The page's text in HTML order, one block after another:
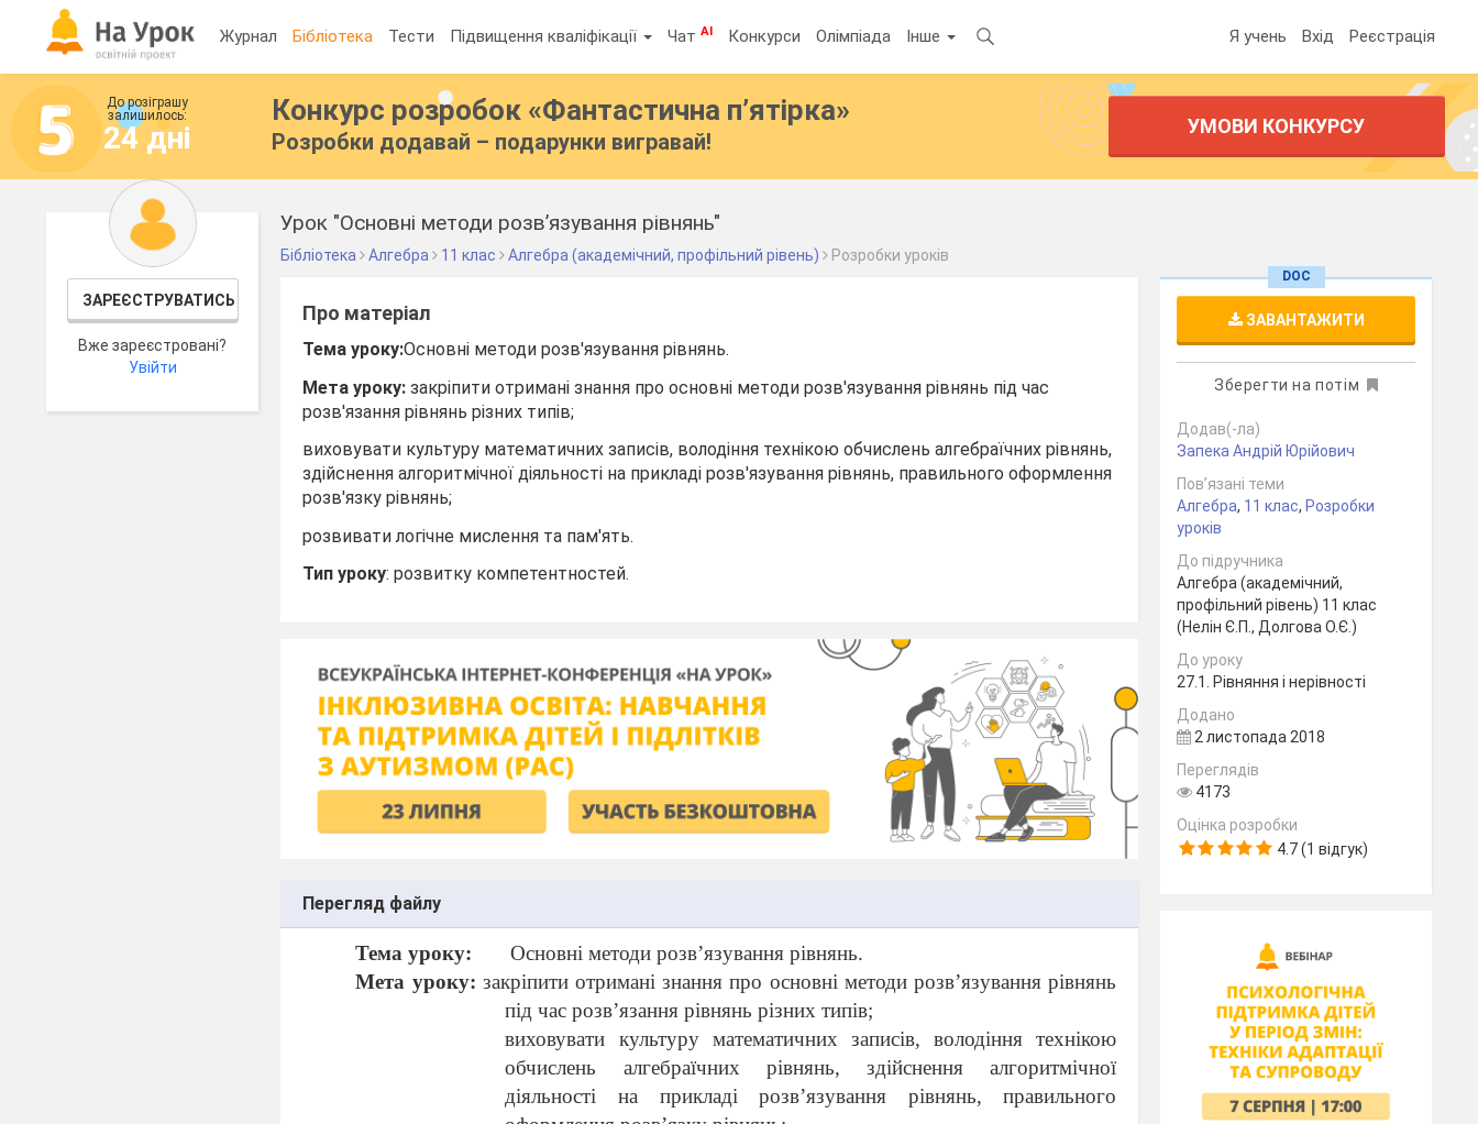
Журнал Бібліотека Тести Підвищення кваліфікації ЧатAI Конкурси Олімпіада Інше Я учень Вхід Реєстрація
До розіграшу
залишилось:
24 дні
Конкурс розробок «Фантастична п’ятірка»
Розробки додавай – подарунки вигравай!
УМОВИ КОНКУРСУ
ЗАРЕЄСТРУВАТИСЬ
Вже зареєстровані?
Увійти
Урок "Основні методи розв’язування рівнянь"
Бібліотека Алгебра 11 клас Алгебра (академічний, профільний рівень) Розробки уроків
Про матеріал
Тема уроку:Основні методи розв'язування рівнянь.
Мета уроку: закріпити отримані знання про основні методи розв'язування рівнянь під час
розв'язання рівнянь різних типів;
виховувати культуру математичних записів, володіння технікою обчислень алгебраїчних рівнянь,
здійснення алгоритмічної діяльності на прикладі розв'язування рівнянь, правильного оформлення
розв'язку рівнянь;
розвивати логічне мислення та пам'ять.
Тип уроку: розвитку компетентностей.
Перегляд файлу
Тема уроку: Основні методи розв’язування рівнянь.
Мета уроку: закріпити отримані знання про основні методи розв’язування рівнянь
під час розв’язання рівнянь різних типів;
виховувати культуру математичних записів, володіння технікою
обчислень алгебраїчних рівнянь, здійснення алгоритмічної
діяльності на прикладі розв’язування рівнянь, правильного
DOC
ЗАВАНТАЖИТИ
Зберегти на потім
Додав(-ла)
Запека Андрій Юрійович
Пов’язані теми
Алгебра, 11 клас, Розробки
уроків
До підручника
Алгебра (академічний,
профільний рівень) 11 клас
(Нелін Є.П., Долгова О.Є.)
До уроку
27.1. Рівняння і нерівності
Додано
2 листопада 2018
Переглядів
4173
Оцінка розробки
4.7 (1 відгук)